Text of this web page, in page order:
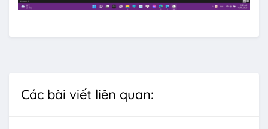
Các bài viết liên quan: